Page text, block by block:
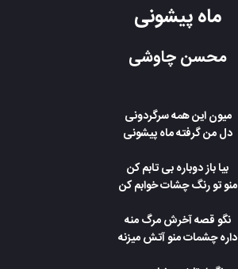
ماه پیشونی
محسن چاوشی
میون این همه سرگردونی
دل من گرفته ماه پیشونی
بیا باز دوباره بی تابم کن
منو تو رنگ چشات خوابم کن
نگو قصه آخرش مرگ منه
داره چشمات منو آتش میزنه